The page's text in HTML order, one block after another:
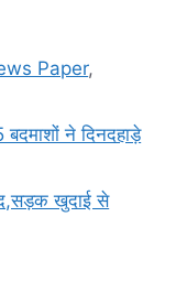
Paper,
ने दिनदहाड़े
खुदाई से